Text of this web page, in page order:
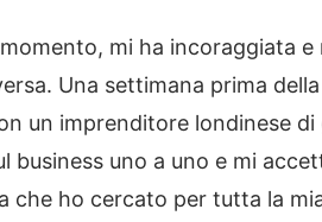
mi ha incoraggiata
Una settimana prima
un imprenditore londinese di
uno a uno e mi
che ho cercato per tutta la